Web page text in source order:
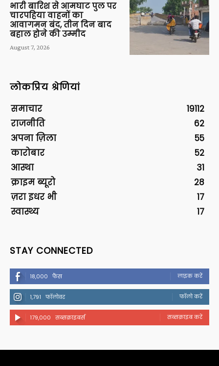
भारी बारिश से आमघाट पुल पर
चारपहिया वाहनों का
आवागमन बंद, तीन दिन बाद
बहाल होने की उम्मीद
August 7, 2026
लोकप्रिय श्रेणियां
समाचार
19112
राजनीति
62
अपना ज़िला
55
कारोबार
52
आस्था
31
क्राइम ब्यूरो
28
ज़रा इधर भी
17
स्वास्थ्य
17
STAY CONNECTED
18,000 फैंस लाइक करें
1,791 फॉलोवर फॉलो करें
179,000 सब्सक्राइबर्स सब्सक्राइब करें